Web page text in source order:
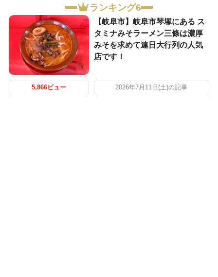
ランキング6
【岐阜市】岐阜市琴塚にある ス
タミナみそラーメン三條は濃厚
みそを求めて連日大行列の人気
店です！
5,866ビュー 2026年7月11日(土)の記事